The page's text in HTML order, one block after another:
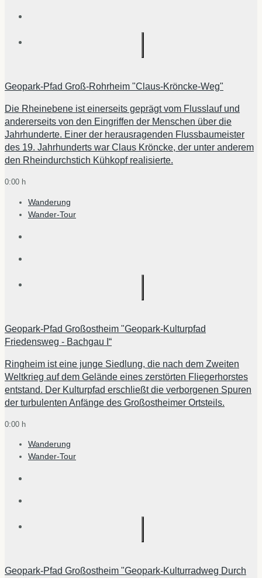
Geopark-Pfad Groß-Rohrheim "Claus-Kröncke-Weg"
Die Rheinebene ist einerseits geprägt vom Flusslauf und
andererseits von den Eingriffen der Menschen über die
Jahrhunderte. Einer der herausragenden Flussbaumeister
des 19. Jahrhunderts war Claus Kröncke, der unter anderem
den Rheindurchstich Kühkopf realisierte.
0:00 h
Wanderung
Wander-Tour
Geopark-Pfad Großostheim "Geopark-Kulturpfad
Friedensweg - Bachgau I“
Ringheim ist eine junge Siedlung, die nach dem Zweiten
Weltkrieg auf dem Gelände eines zerstörten Fliegerhorstes
entstand. Der Kulturpfad erschließt die verborgenen Spuren
der turbulenten Anfänge des Großostheimer Ortsteils.
0:00 h
Wanderung
Wander-Tour
Geopark-Pfad Großostheim "Geopark-Kulturradweg Durch